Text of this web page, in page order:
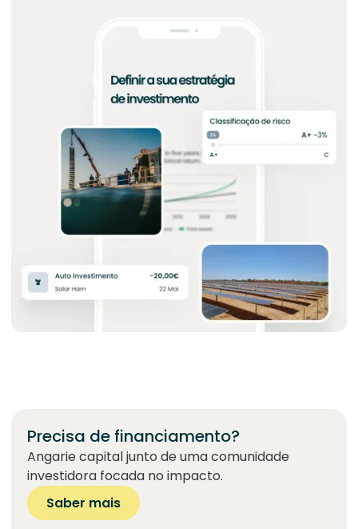
Precisa de financiamento?
Angarie capital junto de uma comunidade
investidora focada no impacto.
Saber mais